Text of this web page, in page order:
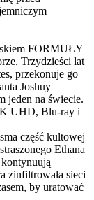
FORMUŁY
Trzydzieści lat
przekonuje go
Joshuy
jeden na świecie.
UHD, Blu-ray i
część kultowej
Ethana
zinfiltrowała sieci
by uratować